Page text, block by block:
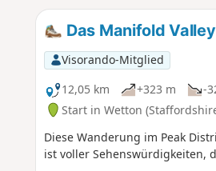
Das Manifold
Visorando-Mitglied
12,05 km
+323 m -
Start in Wetton
Diese Wanderung im Peak
ist voller Sehenswürdigkeiten,